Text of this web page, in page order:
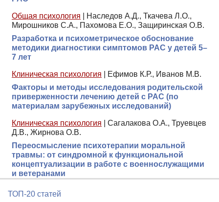
Общая психология
Наследов А.Д., Ткачева Л.О.,
Мирошников С.А., Пахомова Е.О., Защиринская О.В.
Разработка и психометрическое обоснование
методики диагностики симптомов РАС у детей 5–
7 лет
Клиническая психология
Ефимов К.Р., Иванов М.В.
Факторы и методы исследования родительской
приверженности лечению детей с РАС (по
материалам зарубежных исследований)
Клиническая психология
Сагалакова О.А., Труевцев
Д.В., Жирнова О.В.
Переосмысление психотерапии моральной
травмы: от синдромной к функциональной
концептуализации в работе с военнослужащими
и ветеранами
ТОП-20 статей